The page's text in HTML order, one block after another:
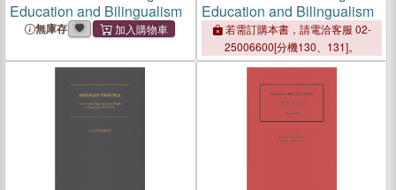
Education and Bilingualism
無庫存
Education and Bilingualism
若需訂購本書，請電洽客服 02-
25006600[分機130、131]。